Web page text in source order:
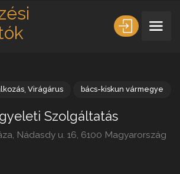
Szolgáltatás
Nádasdy u. 16, 6100